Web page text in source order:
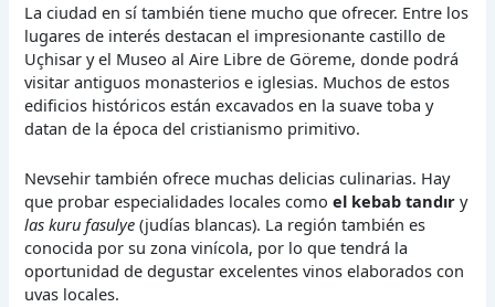
La ciudad en sí también tiene mucho que ofrecer. Entre los
lugares de interés destacan el impresionante castillo de
Uçhisar y el Museo al Aire Libre de Göreme, donde podrá
visitar antiguos monasterios e iglesias. Muchos de estos
edificios históricos están excavados en la suave toba y
datan de la época del cristianismo primitivo.
Nevsehir también ofrece muchas delicias culinarias. Hay
que probar especialidades locales comoel kebab tandır y
las kuru fasulye (judías blancas). La región también es
conocida por su zona vinícola, por lo que tendrá la
oportunidad de degustar excelentes vinos elaborados con
uvas locales.